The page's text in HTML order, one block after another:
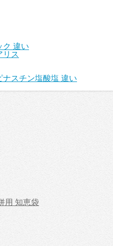
ク 違い
リス
スチン塩酸塩 違い
用 知恵袋